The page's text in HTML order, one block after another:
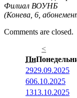
Филиал ВОУНБ
(Конева, 6,
Comments are closed.
<
Пн
2929.09.2025
606.10.2025
1313.10.2025